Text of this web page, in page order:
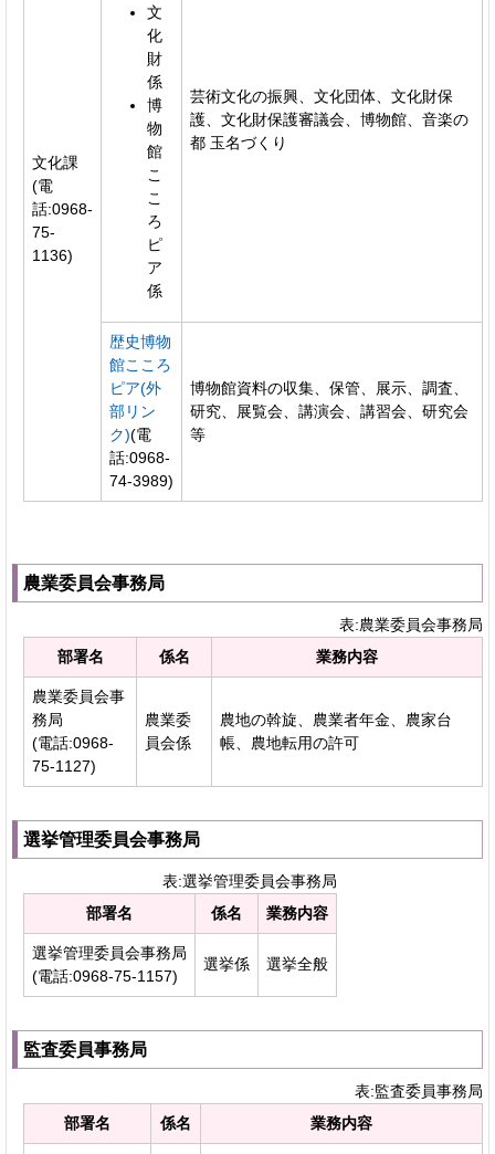
文化課
(電
話:0968-
75-
1136)
文
化
財
係
博
物
館
こ
こ
ろ
ピ
ア
係
芸術文化の振興、文化団体、文化財保
護、文化財保護審議会、博物館、音楽の
都 玉名づくり
歴史博物
館こころ
ピア(外
部リン
ク)(電
話:0968-
74-3989)
博物館資料の収集、保管、展示、調査、
研究、展覧会、講演会、講習会、研究会
等
農業委員会事務局
表:農業委員会事務局
部署名
係名 業務内容
農業委員会事
務局
(電話:0968-
75-1127)
農業委
員会係
農地の斡旋、農業者年金、農家台
帳、農地転用の許可
選挙管理委員会事務局
表:選挙管理委員会事務局
部署名
係名 業務内容
選挙管理委員会事務局
(電話:0968-75-1157)
選挙係 選挙全般
監査委員事務局
表:監査委員事務局
部署名
係名 業務内容